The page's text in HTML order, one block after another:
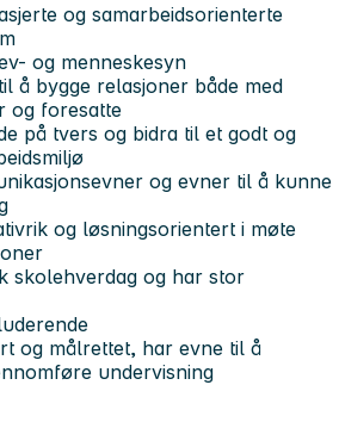
og samarbeidsorienterte
og menneskesyn
å bygge relasjoner både med
og foresatte
på tvers og bidra til et godt og
og evner til å kunne
og løsningsorientert i møte
skolehverdag og har stor
og målrettet, har evne til å
undervisning